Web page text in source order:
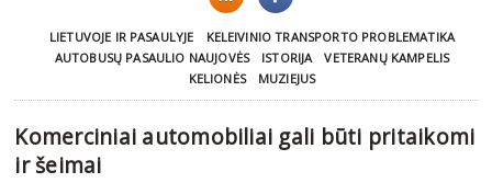
LIETUVOJE IR PASAULYJE
KELEIVINIO TRANSPORTO PROBLEMATIKA
AUTOBUSŲ PASAULIO NAUJOVĖS
ISTORIJA
VETERANŲ KAMPELIS
KELIONĖS
MUZIEJUS
Komerciniai automobiliai gali būti pritaikomi
ir šeimai